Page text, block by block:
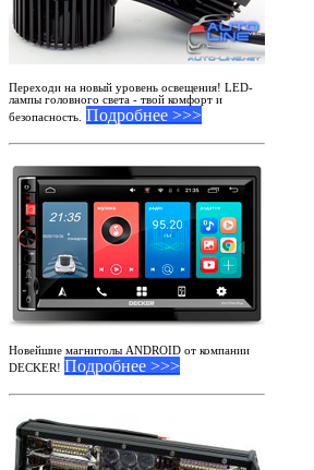
Переходи на новый уровень освещения! LED-
лампы головного света - твой комфорт и
безопасность.
Подробнее >>>
Новейшие магнитолы ANDROID от компании
DECKER! Подробнее >>>